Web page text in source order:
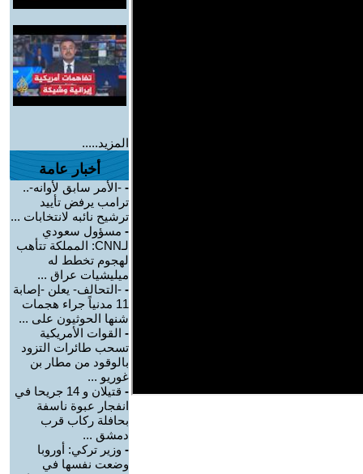
المزيد.....
أخبار عامة
- -الأمر سابق لأوانه-..
ترامب يرفض تأييد
ترشيح نائبه لانتخابات ...
- مسؤول سعودي
لـCNN: المملكة تتأهب
لهجوم تخطط له
ميليشيات عراق ...
- -التحالف- يعلن -إصابة
11 مدنياً جراء هجمات
شنها الحوثيون على ...
- القوات الأمريكية
تسحب طائرات التزود
بالوقود من مطار بن
غوريو ...
-
قتيلان و 14 جريحا في
انفجار عبوة ناسفة
بحافلة ركاب قرب
دمشق ...
- وزير تركي: أوروبا
وضعت نفسها في